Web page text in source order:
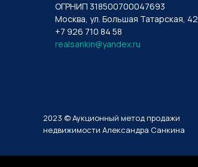
ОГРНИП 318500700047693
Москва, ул. Большая Татарская, 42
+7 926 710 84 58
realsankin@yandex.ru
2023 © Аукционный метод продажи
недвижимости Александра Санкина